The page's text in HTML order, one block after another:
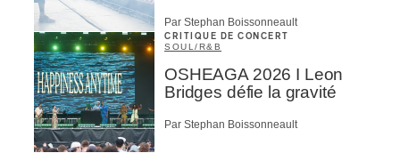
Par Stephan Boissonneault
CRITIQUE DE CONCERT
SOUL/R&B
OSHEAGA 2026 I Leon
Bridges défie la gravité
Par Stephan Boissonneault